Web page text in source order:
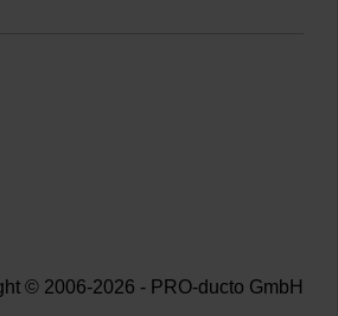
© 2006-2026 - PRO-ducto GmbH